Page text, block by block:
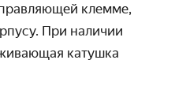
клемме,
При наличии
катушка